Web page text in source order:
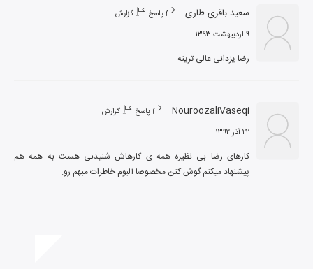
سعید باقری طاری پاسخ گزارش
۹ اردیبهشت ۱۳۹۳
رضا یزدانی عالی ترینه
NouroozaliVaseqi پاسخ گزارش
۲۲ آذر ۱۳۹۲
پیشنهاد میکنم گوش کنن مخصوصا آلبوم خاطرات مبهم رو.